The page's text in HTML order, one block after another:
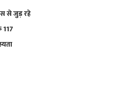
से जुड़ रहे
117